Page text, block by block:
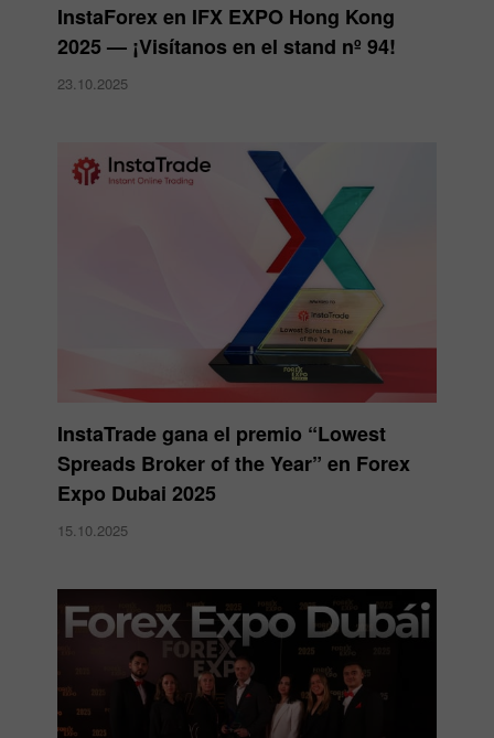
InstaForex en IFX EXPO Hong Kong
2025 — ¡Visítanos en el stand nº 94!
23.10.2025
InstaTrade gana el premio “Lowest
Spreads Broker of the Year” en Forex
Expo Dubai 2025
15.10.2025